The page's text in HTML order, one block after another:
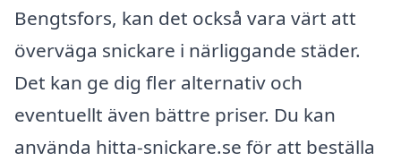
Bengtsfors, kan det också vara värt att
överväga snickare i närliggande städer.
Det kan ge dig fler alternativ och
eventuellt även bättre priser. Du kan
använda hitta-snickare.se för att beställa